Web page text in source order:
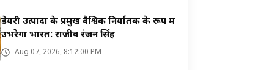
डेयरी उत्पादों के प्रमुख वैश्विक निर्यातक के रूप में
उभरेगा भारत: राजीव रंजन सिंह
Aug 07, 2026, 8:12:00 PM